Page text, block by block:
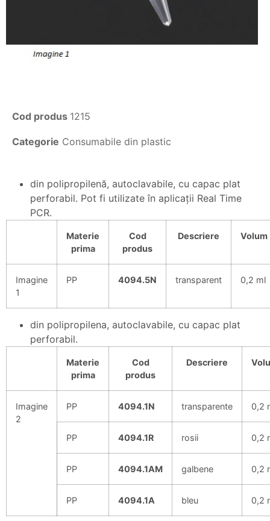
Cod produs 1215
Categorie Consumabile din plastic
din polipropilenă, autoclavabile, cu capac plat
perforabil. Pot fi utilizate în aplicaţii Real Time
PCR.
Materie
prima
Cod
produs
Descriere Volum
Imagine
1
PP 4094.5N transparent 0,2 ml
din polipropilena, autoclavabile, cu capac plat
perforabil.
Materie
prima
Cod
produs
Descriere
Imagine
2
PP 4094.1N transparente 0,2
PP 4094.1R rosii 0,2
PP 4094.1AM galbene 0,2
PP 4094.1A bleu 0,2